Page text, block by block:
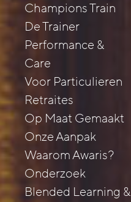
Champions Train
De Trainer
Performance &
Care
Voor Particulieren
Retraites
Op Maat Gemaakt
Onze Aanpak
Waarom Awaris?
Onderzoek
Blended Learning &